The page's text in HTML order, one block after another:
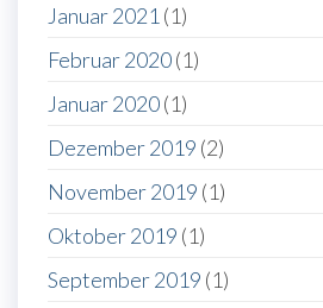
Januar 2021 (1)
Februar 2020(1)
Januar 2020(1)
Dezember 2019 (2)
November 2019 (1)
Oktober 2019 (1)
September 2019 (1)